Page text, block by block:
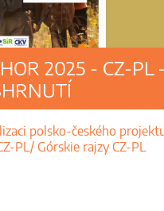
2025 - CZ-PL
polsko-českého
PL/ Górskie rajzy CZ-PL